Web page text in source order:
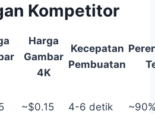
Kompetitor
Harga
Gambar
4K
Kecepatan
Pembuatan
~$0.15 4-6 detik